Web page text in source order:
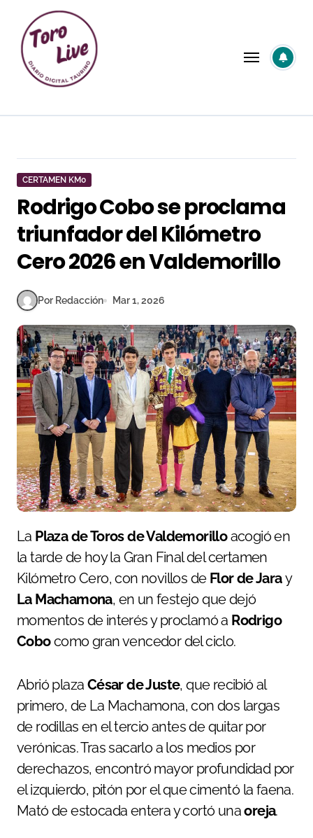
contenido
CERTAMEN KM0
Rodrigo Cobo se proclama
triunfador del Kilómetro
Cero 2026 en Valdemorillo
Por Redacción Mar 1, 2026
La Plaza de Toros de Valdemorilloacogió en
la tarde de hoy la Gran Final del certamen
Kilómetro Cero, con novillos de Flor de Jaray
La Machamona, en un festejo que dejó
momentos de interés y proclamó a Rodrigo
Cobocomo gran vencedor del ciclo.
Abrió plaza César de Juste, que recibió al
primero, de La Machamona, con dos largas
de rodillas en el tercio antes de quitar por
verónicas. Tras sacarlo a los medios por
derechazos, encontró mayor profundidad por
el izquierdo, pitón por el que cimentó la faena.
Mató de estocada entera y cortó unaoreja.